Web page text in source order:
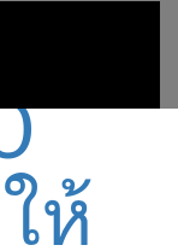
ห้